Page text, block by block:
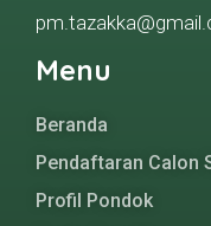
Menu
Beranda
Pendaftaran Calon
Profil Pondok